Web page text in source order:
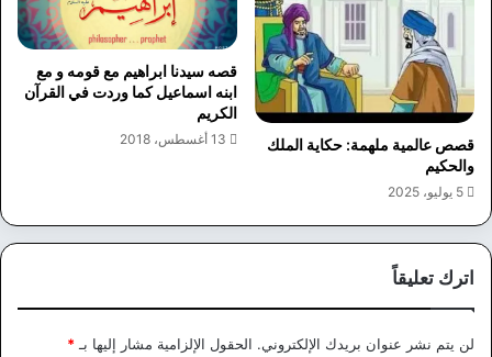
قصص عالمية ملهمة: حكاية الملك
والحكيم
5 يوليو، 2025
قصه سيدنا ابراهيم مع قومه و مع
ابنه اسماعيل كما وردت في القرآن
الكريم
13 أغسطس، 2018
اترك تعليقاً
لن يتم نشر عنوان بريدك الإلكتروني. الحقول الإلزامية مشار إليها بـ *